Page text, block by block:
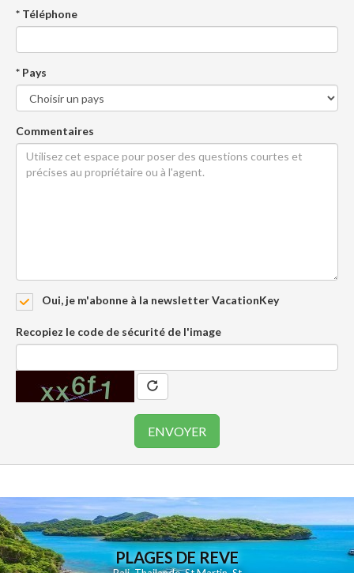
* Téléphone
* Pays
Commentaires
Oui, je m'abonne à la newsletter VacationKey
Recopiez le code de sécurité de l'image
PLAGES DE REVE